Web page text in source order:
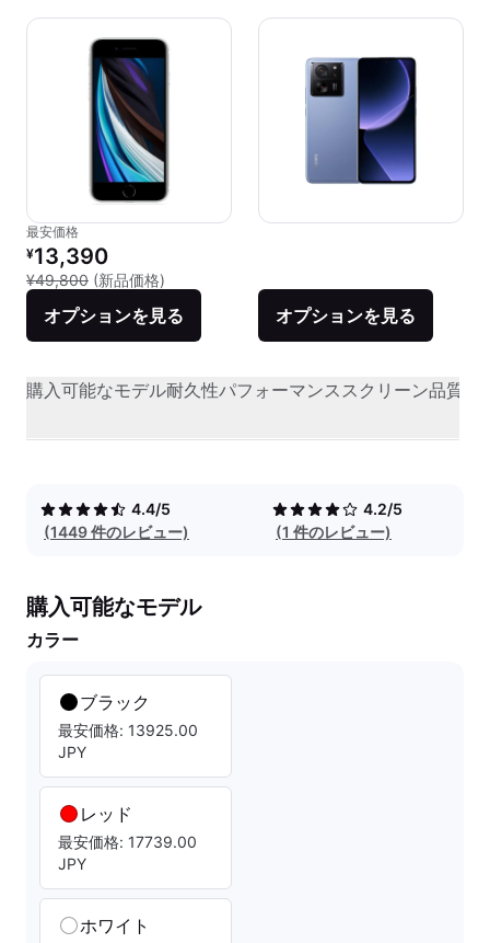
最安価格
リファービッシュ品の価格：
¥13,390
¥49,800 (新品価格)
オプションを見る オプションを見る
購入可能なモデル耐久性パフォーマンススクリーン品質
4.4/5
(1449 件のレビュー)
4.2/5
(1 件のレビュー)
購入可能なモデル
カラー
ブラック
最安価格: 13925.00
JPY
レッド
最安価格: 17739.00
JPY
ホワイト